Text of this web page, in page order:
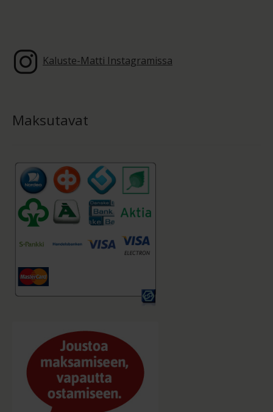
Kaluste-Matti Instagramissa
Maksutavat